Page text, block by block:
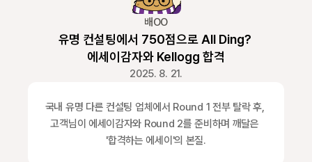
배OO
유명 컨설팅에서 750점으로 All Ding?
에세이감자와 Kellogg 합격
2025. 8. 21.
국내 유명 다른 컨설팅 업체에서 Round 1 전부 탈락 후,
고객님이 에세이감자와 Round 2를 준비하며 깨달은
'합격하는 에세이'의 본질.